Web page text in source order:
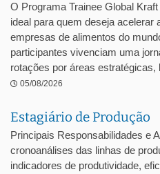
O Programa Trainee Global
ideal para quem deseja
empresas de alimentos do
participantes vivenciam uma
rotações por áreas estratégicas,
05/08/2026
Estagiário de Produção
Principais Responsabilidades e
cronoanálises das linhas de
indicadores de produtividade,